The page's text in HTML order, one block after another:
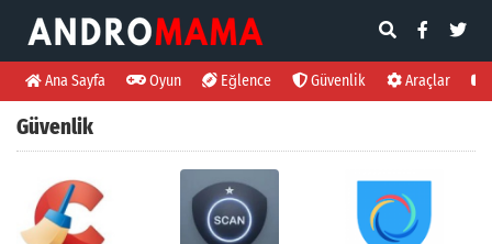
Ana Sayfa Oyun Eğlence Güvenlik Araçlar
Güvenlik